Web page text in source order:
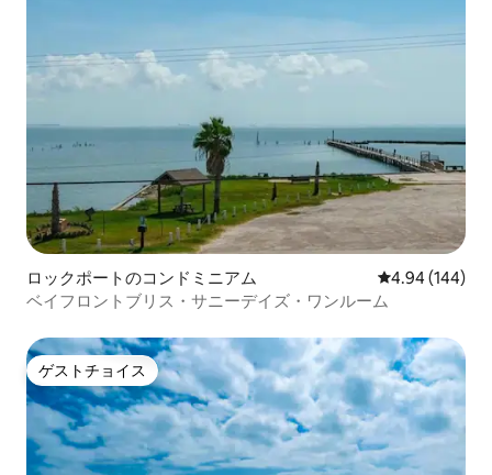
ロックポートのコンドミニアム レビュー144
4.94 (144)
ベイフロントブリス・サニーデイズ・ワンルーム
ゲストチョイス
ゲストチョイス